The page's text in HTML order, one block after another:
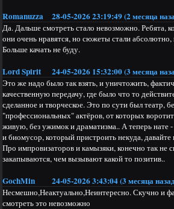
Romanuzza 28-05-2026 23:19:49 (2 месяца
Да. Дальше смотреть стало невозможно. Ребята,
они очень нравятся, но сюжеты стали
Больше качать не буду.
Lord Spirit 24-05-2026 15:32:00 (3 месяца
Это же надо было так взять, и уничтожить,
качественную передачу, где было что то
сделанное и творческое. Это по сути был театр,
"профессиональных" актёров, от которых
живую, без ужимок и драматизма.. А теперь нате
и биомусор, который пристроить некуда,
Про импровизаторов и камызяки, конечно так не
закапываются, чем вызывают какой то позитив..
GochMin 24-05-2026 3:43:04 (3 месяца
Несмешно,Неактуально,Неинтересно. Скучно и
смотреть это невозможно